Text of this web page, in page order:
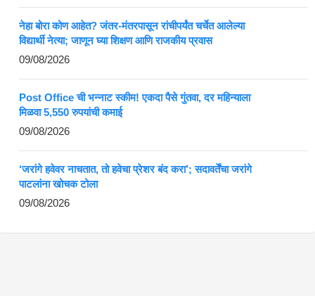
नेहा बोरा कोण आहेत? जंतर-मंतरपासून रांचीपर्यंत चर्चेत आलेल्या
विद्यार्थी नेत्या; जाणून घ्या शिक्षण आणि राजकीय प्रवास
09/08/2026
Post Office ची भन्नाट स्कीम! एकदा पैसे गुंतवा, दर महिन्याला
मिळवा 5,550 रुपयांची कमाई
09/08/2026
‘जरांगे हवेवर नाचतात, तो हवेचा प्रेशर बंद करा’; सदावर्तेंचा जरांगे
पाटलांना खोचक टोला
09/08/2026